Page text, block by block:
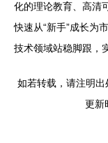
化的理论教育、高清
快速从“新手”成长为
技术领域站稳脚跟，
如若转载，请注明
更新